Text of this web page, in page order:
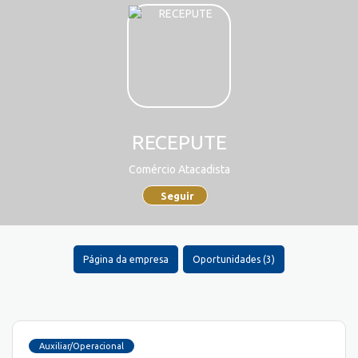
RECEPUTE
Comércio Atacadista
Seguir
Página da empresa Oportunidades (3)
Auxiliar/Operacional